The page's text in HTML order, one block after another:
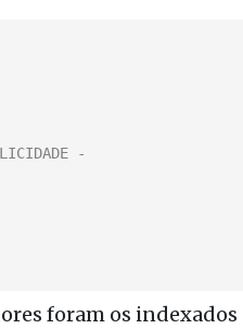
foram os indexados